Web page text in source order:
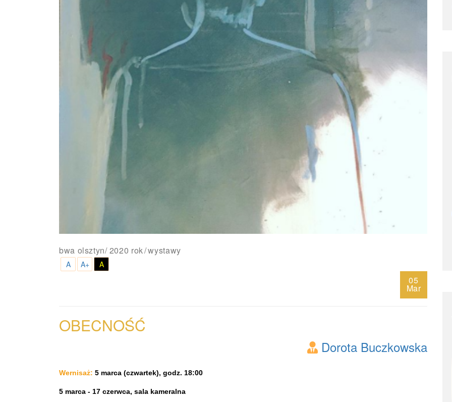
bwa olsztyn/2020 rok wystawy
A A+ A
05
Mar
OBECNOŚĆ
Dorota Buczkowska
Wernisaż: 5 marca (czwartek), godz. 18:00
5 marca - 17 czerwca, sala kameralna